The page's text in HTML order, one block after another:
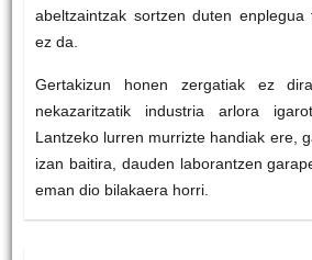
abeltzaintzak sortzen duten enplegua
ez da.
Gertakizun honen zergatiak ez
nekazaritzatik industria arlora
Lantzeko lurren murrizte handiak ere,
izan baitira, dauden laborantzen
eman dio bilakaera horri.